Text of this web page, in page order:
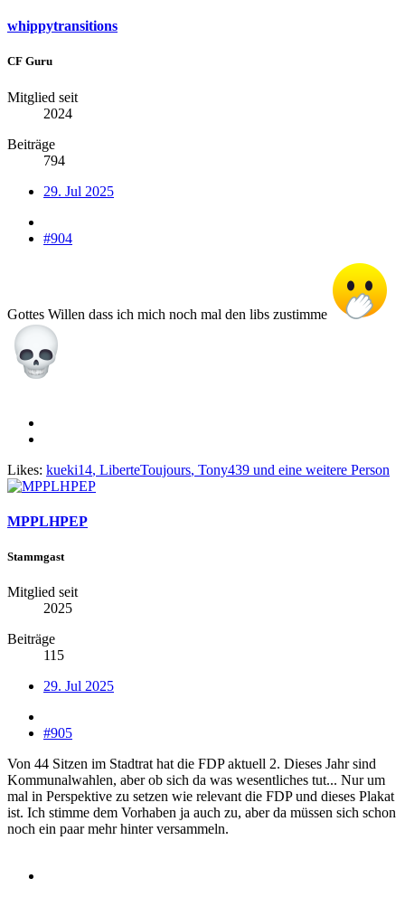
whippytransitions
CF Guru
Mitglied seit
2024
Beiträge
794
29. Jul 2025
#904
Gottes Willen dass ich mich noch mal den libs zustimme
Likes: kueki14, LiberteToujours, Tony439 und eine weitere Person
MPPLHPEP
Stammgast
Mitglied seit
2025
Beiträge
115
29. Jul 2025
#905
Von 44 Sitzen im Stadtrat hat die FDP aktuell 2. Dieses Jahr sind
Kommunalwahlen, aber ob sich da was wesentliches tut... Nur um
mal in Perspektive zu setzen wie relevant die FDP und dieses Plakat
ist. Ich stimme dem Vorhaben ja auch zu, aber da müssen sich schon
noch ein paar mehr hinter versammeln.